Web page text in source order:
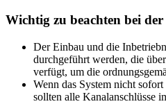
Wichtig zu beachten bei
Der Einbau und die
durchgeführt werden, die
verfügt, um die
Wenn das System nicht
sollten alle Kanalanschlüsse